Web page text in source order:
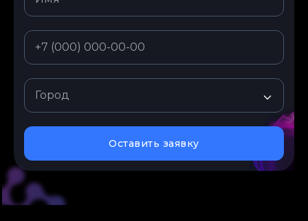
Оставить заявку
© 2026. Все права защищены